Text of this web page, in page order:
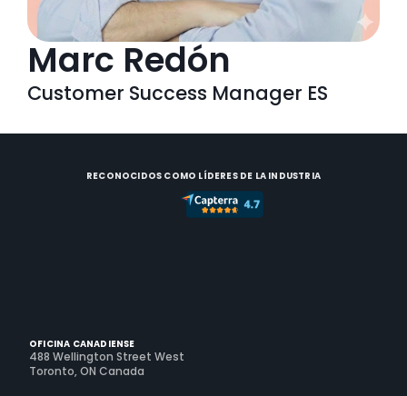
Marc Redón
Customer Success Manager ES
RECONOCIDOS COMO LÍDERES DE LA INDUSTRIA
OFICINA CANADIENSE
488 Wellington Street West
Toronto, ON Canada